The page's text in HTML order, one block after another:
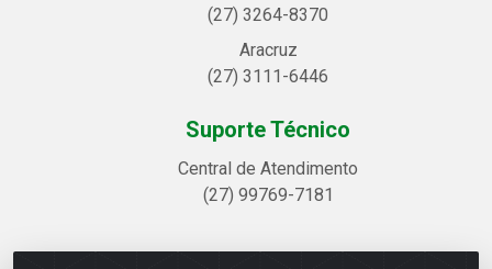
(27) 3264-8370
Aracruz
(27) 3111-6446
Suporte Técnico
Central de Atendimento
(27) 99769-7181